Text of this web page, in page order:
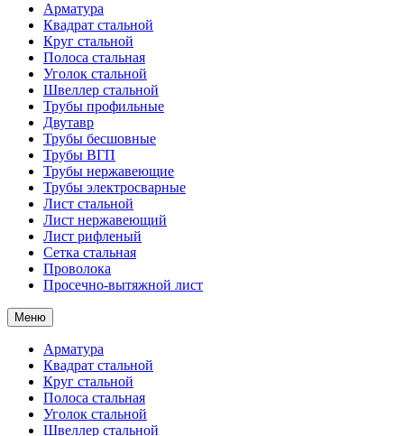
Арматура
Квадрат стальной
Круг стальной
Полоса стальная
Уголок стальной
Швеллер стальной
Трубы профильные
Двутавр
Трубы бесшовные
Трубы ВГП
Трубы нержавеющие
Трубы электросварные
Лист стальной
Лист нержавеющий
Лист рифленый
Сетка стальная
Проволока
Просечно-вытяжной лист
Меню
Арматура
Квадрат стальной
Круг стальной
Полоса стальная
Уголок стальной
Швеллер стальной